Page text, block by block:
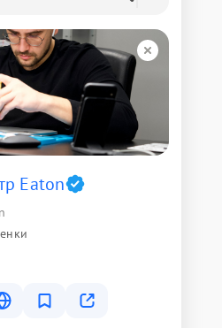
Eaton